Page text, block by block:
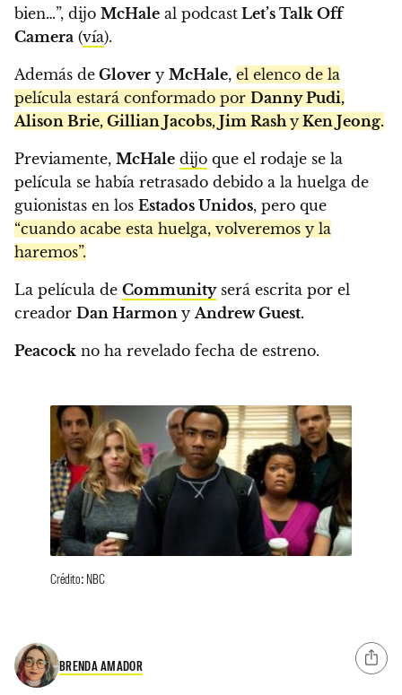
bien…”, dijo McHale al podcast Let’s Talk Off
Camera (vía).
Además de Glover y McHale, el elenco de la
película estará conformado por Danny Pudi,
Alison Brie, Gillian Jacobs, Jim Rashy Ken Jeong.
Previamente, McHale dijo que el rodaje se la
película se había retrasado debido a la huelga de
guionistas en los Estados Unidos, pero que
“cuando acabe esta huelga, volveremos y la
haremos”.
La película de Communityserá escrita por el
creador Dan Harmon yAndrew Guest.
Peacock no ha revelado fecha de estreno.
Crédito: NBC
BRENDA AMADOR